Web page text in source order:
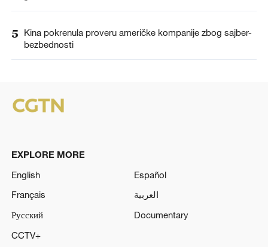
5
Kina pokrenula proveru američke kompanije zbog sajber-
bezbednosti
EXPLORE MORE
English
Español
Français
العربية
Русский
Documentary
CCTV+